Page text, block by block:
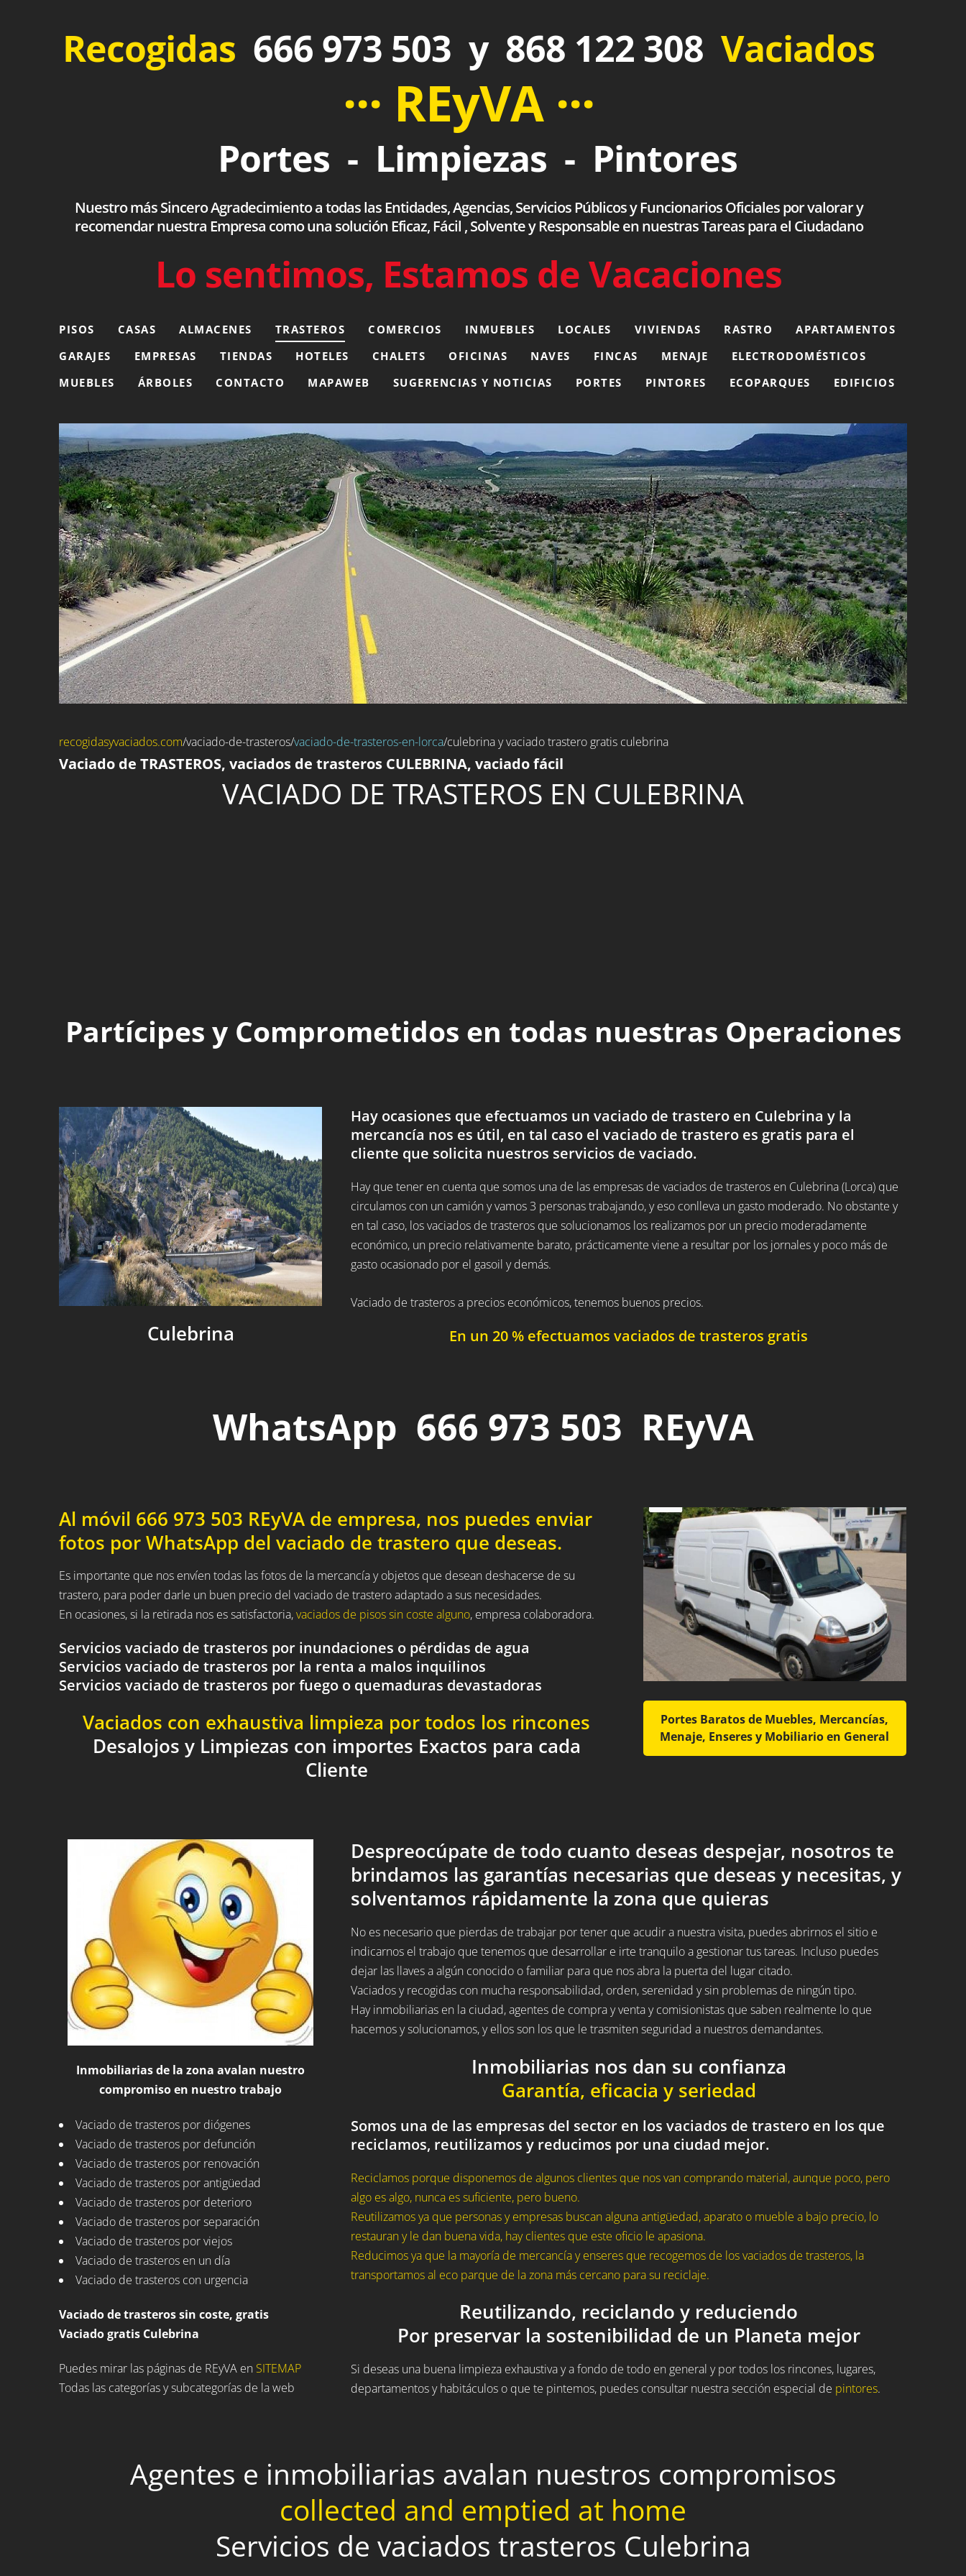
Recogidas 666 973 503 y 868 122 308 Vaciados
··· REyVA ···
Portes - Limpiezas - Pintores
Nuestro más Sincero Agradecimiento a todas las Entidades, Agencias, Servicios Públicos y Funcionarios Oficiales por valorar y
recomendar nuestra Empresa como una solución Eficaz, Fácil , Solvente y Responsable en nuestras Tareas para el Ciudadano
Lo sentimos, Estamos de Vacaciones
PISOS CASAS ALMACENES TRASTEROS COMERCIOS INMUEBLES LOCALES VIVIENDAS RASTRO
APARTAMENTOS
GARAJES
EMPRESAS TIENDAS HOTELES CHALETS OFICINAS NAVES FINCAS MENAJE
ELECTRODOMÉSTICOS
MUEBLES
ÁRBOLES CONTACTO MAPAWEB SUGERENCIAS Y NOTICIAS PORTES PINTORES ECOPARQUES EDIFICIOS
recogidasyvaciados.com/vaciado-de-trasteros/vaciado-de-trasteros-en-lorca/culebrina y vaciado trastero gratis culebrina
Vaciado de TRASTEROS, vaciados de trasteros CULEBRINA, vaciado fácil
VACIADO DE TRASTEROS EN CULEBRINA
Partícipes y Comprometidos en todas nuestras Operaciones
Culebrina
Hay ocasiones que efectuamos un vaciado de trastero en Culebrina y la
mercancía nos es útil, en tal caso el vaciado de trastero es gratis para el
cliente que solicita nuestros servicios de vaciado.
Hay que tener en cuenta que somos una de las empresas de vaciados de trasteros en Culebrina (Lorca) que
circulamos con un camión y vamos 3 personas trabajando, y eso conlleva un gasto moderado. No obstante y
en tal caso, los vaciados de trasteros que solucionamos los realizamos por un precio moderadamente
económico, un precio relativamente barato, prácticamente viene a resultar por los jornales y poco más de
gasto ocasionado por el gasoil y demás.
Vaciado de trasteros a precios económicos, tenemos buenos precios.
En un 20 % efectuamos vaciados de trasteros gratis
WhatsApp 666 973 503 REyVA
Al móvil 666 973 503 REyVA de empresa, nos puedes enviar
fotos por WhatsApp del vaciado de trastero que deseas.
Es importante que nos envíen todas las fotos de la mercancía y objetos que desean deshacerse de su
trastero, para poder darle un buen precio del vaciado de trastero adaptado a sus necesidades.
En ocasiones, si la retirada nos es satisfactoria,vaciados de pisos sin coste alguno, empresa colaboradora.
Servicios vaciado de trasteros por inundaciones o pérdidas de agua
Servicios vaciado de trasteros por la renta a malos inquilinos
Servicios vaciado de trasteros por fuego o quemaduras devastadoras
Vaciados con exhaustiva limpieza por todos los rincones
Desalojos y Limpiezas con importes Exactos para cada
Cliente
Portes Baratos de Muebles, Mercancías,
Menaje, Enseres y Mobiliario en General
Inmobiliarias de la zona avalan nuestro
compromiso en nuestro trabajo
Vaciado de trasteros por diógenes
Vaciado de trasteros por defunción
Vaciado de trasteros por renovación
Vaciado de trasteros por antigüedad
Vaciado de trasteros por deterioro
Vaciado de trasteros por separación
Vaciado de trasteros por viejos
Vaciado de trasteros en un día
Vaciado de trasteros con urgencia
Vaciado de trasteros sin coste, gratis
Vaciado gratis Culebrina
Puedes mirar las páginas de REyVA en SITEMAP
Todas las categorías y subcategorías de la web
Despreocúpate de todo cuanto deseas despejar, nosotros te
brindamos las garantías necesarias que deseas y necesitas, y
solventamos rápidamente la zona que quieras
No es necesario que pierdas de trabajar por tener que acudir a nuestra visita, puedes abrirnos el sitio e
indicarnos el trabajo que tenemos que desarrollar e irte tranquilo a gestionar tus tareas. Incluso puedes
dejar las llaves a algún conocido o familiar para que nos abra la puerta del lugar citado.
Vaciados y recogidas con mucha responsabilidad, orden, serenidad y sin problemas de ningún tipo.
Hay inmobiliarias en la ciudad, agentes de compra y venta y comisionistas que saben realmente lo que
hacemos y solucionamos, y ellos son los que le trasmiten seguridad a nuestros demandantes.
Inmobiliarias nos dan su confianza
Garantía, eficacia y seriedad
Somos una de las empresas del sector en los vaciados de trastero en los que
reciclamos, reutilizamos y reducimos por una ciudad mejor.
Reciclamos porque disponemos de algunos clientes que nos van comprando material, aunque poco, pero
algo es algo, nunca es suficiente, pero bueno.
Reutilizamos ya que personas y empresas buscan alguna antigüedad, aparato o mueble a bajo precio, lo
restauran y le dan buena vida, hay clientes que este oficio le apasiona.
Reducimos ya que la mayoría de mercancía y enseres que recogemos de los vaciados de trasteros, la
transportamos al eco parque de la zona más cercano para su reciclaje.
Reutilizando, reciclando y reduciendo
Por preservar la sostenibilidad de un Planeta mejor
Si deseas una buena limpieza exhaustiva y a fondo de todo en general y por todos los rincones, lugares,
departamentos y habitáculos o que te pintemos, puedes consultar nuestra sección especial de pintores.
Agentes e inmobiliarias avalan nuestros compromisos
collected and emptied at home
Servicios de vaciados trasteros Culebrina